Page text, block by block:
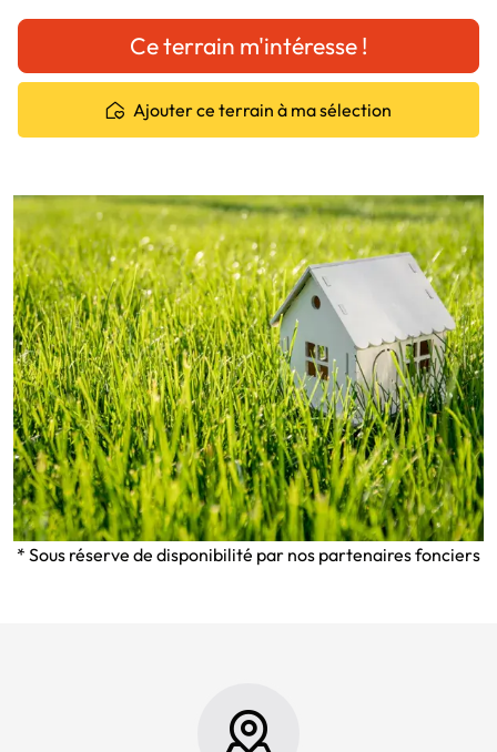
Ce terrain m'intéresse !
Ajouter ce terrain à ma sélection
* Sous réserve de disponibilité par nos partenaires fonciers